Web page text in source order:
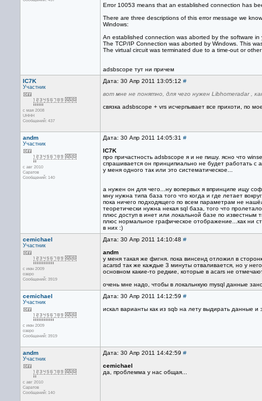
Error 10053 means that an established connection has
There are three descriptions of this error message we
Windows:
An established connection was aborted by the software in
The TCP/IP Connection was aborted by Windows. This
The virtual circuit was terminated due to a time-out or
adsbscope тут ни причем
IC7K
Участник
с мая 2008
UHHH
Сообщений: 437
Дата: 30 Апр 2011 13:05:12 #
вот мне не понятно, для чего нужен Libhomeradar ,
связка adsbscope + vrs исчерпывает все прихоти, по
andm
Участник
с авг 2010
Саратов
Сообщений: 140
Дата: 30 Апр 2011 14:05:31 #
IC7K
про причастность adsbscope я и не пишу. ясно что
спрашивается он принципиально не будет работать с
у меня одного так или это систематическое...
а нужен он для чего...ну вопервых я впринципе ищу
мну нужна типа база того что когда и где летает
пока ничего подходящего по всем параметрам не
теоретически нужна некая sql база, того что
плюс доступ в инет или локальной базе по известным
плюс нормальное графическое отображение...как ни
в них :)
cemichael
Участник
с июн 2009
озеро
Сообщений: 3919
Дата: 30 Апр 2011 14:10:48 #
andm
у меня такая же фигня. пока винсенд отложил в
acarsd так же каждые 3 минуты отваливается, но у
основном какие-то редкие, которые в acars не
очень мне надо, чтобы в локальнкую mysql данные
cemichael
Участник
с июн 2009
озеро
Сообщений: 3919
Дата: 30 Апр 2011 14:12:59 #
искал варианты как из sqb на лету выдирать данные и
andm
Участник
с авг 2010
Саратов
Сообщений: 140
Дата: 30 Апр 2011 14:42:59 #
cemichael
да, проблемма у нас общая...